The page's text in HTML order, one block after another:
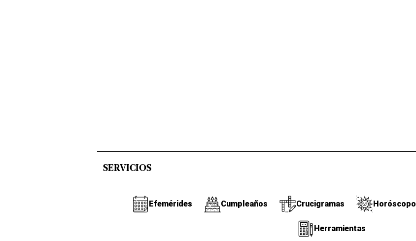
SERVICIOS
Efemérides Cumpleaños Crucigramas Horóscopo
Herramientas